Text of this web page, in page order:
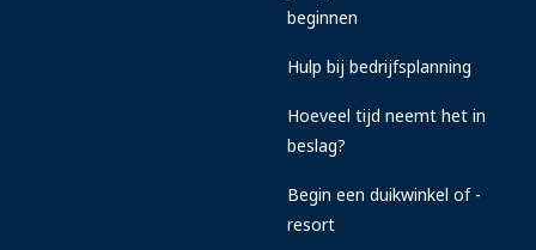
beginnen
Hulp bij bedrijfsplanning
Hoeveel tijd neemt het in
beslag?
Begin een duikwinkel of -
resort